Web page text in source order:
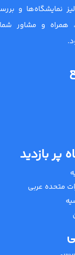
نمایشگاه‌ها و
همراه و مشاور
پر بازدید
متحده عربی